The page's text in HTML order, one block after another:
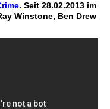
. Seit 28.02.2013 im
Winstone, Ben Drew